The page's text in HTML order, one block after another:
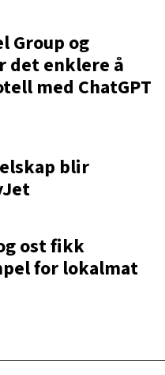
Group og
det enklere å
med ChatGPT
blir
ost fikk
for lokalmat